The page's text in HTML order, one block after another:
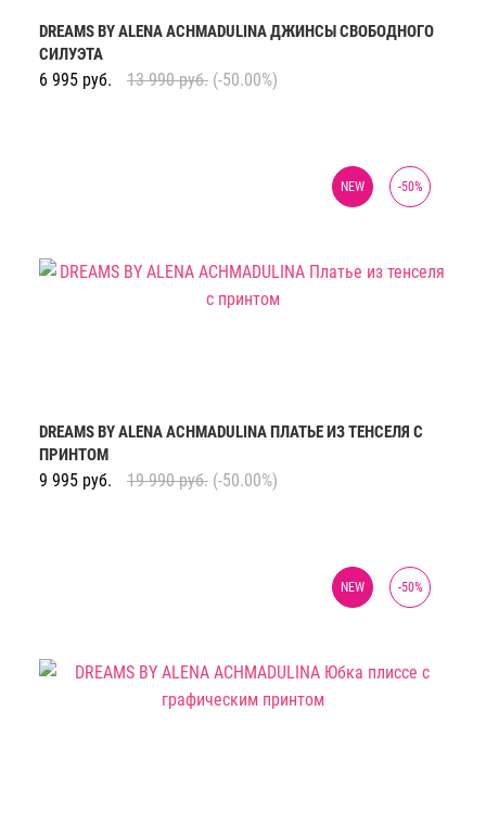
DREAMS BY ALENA ACHMADULINA ДЖИНСЫ СВОБОДНОГО
СИЛУЭТА
6 995 руб. 13 990 руб. (-50.00%)
-50%
NEW
DREAMS BY ALENA ACHMADULINA ПЛАТЬЕ ИЗ ТЕНСЕЛЯ С
ПРИНТОМ
9 995 руб. 19 990 руб. (-50.00%)
-50%
NEW